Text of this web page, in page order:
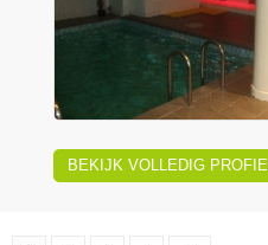
BEKIJK VOLLEDIG